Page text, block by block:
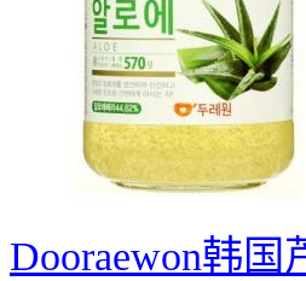
Dooraewon韩国